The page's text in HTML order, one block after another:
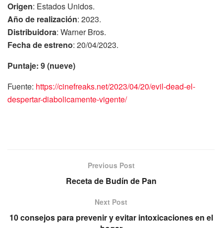
Origen: Estados Unidos.
Año de realización: 2023.
Distribuidora: Warner Bros.
Fecha de estreno: 20/04/2023.
Puntaje: 9 (nueve)
Fuente: https://cinefreaks.net/2023/04/20/evil-dead-el-
despertar-diabolicamente-vigente/
Previous Post
Receta de Budín de Pan
Next Post
10 consejos para prevenir y evitar intoxicaciones en el